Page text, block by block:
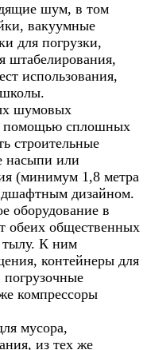
шум, в том
вакуумные
для погрузки,
штабелирования,
использования,
шумовых
помощью сплошных
строительные
насыпи или
(минимум 1,8 метра
дизайном.
оборудование в
обеих общественных
тылу. К ним
контейнеры для
погрузочные
компрессоры
мусора,
из тех же